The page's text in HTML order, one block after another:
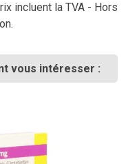
incluent la TVA - Hors
vous intéresser :